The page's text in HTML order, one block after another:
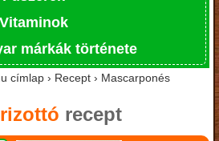
Vitaminok
márkák története
címlap › Recept › Mascarponés
recept